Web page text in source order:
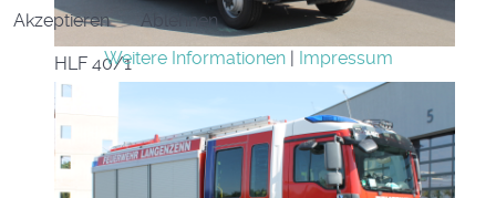
HLF 40/1
Akzeptieren
Ablehnen
Weitere Informationen| Impressum